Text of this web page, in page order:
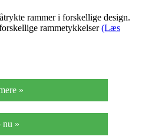
16ass. ark
rammer i forskellige design.
rammetykkelser(Læs
»
nu »